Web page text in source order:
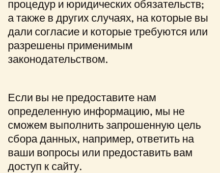
процедур и юридических обязательств;
а также в других случаях, на которые вы
дали согласие и которые требуются или
разрешены применимым
законодательством.
Если вы не предоставите нам
определенную информацию, мы не
сможем выполнить запрошенную цель
сбора данных, например, ответить на
ваши вопросы или предоставить вам
доступ к сайту.